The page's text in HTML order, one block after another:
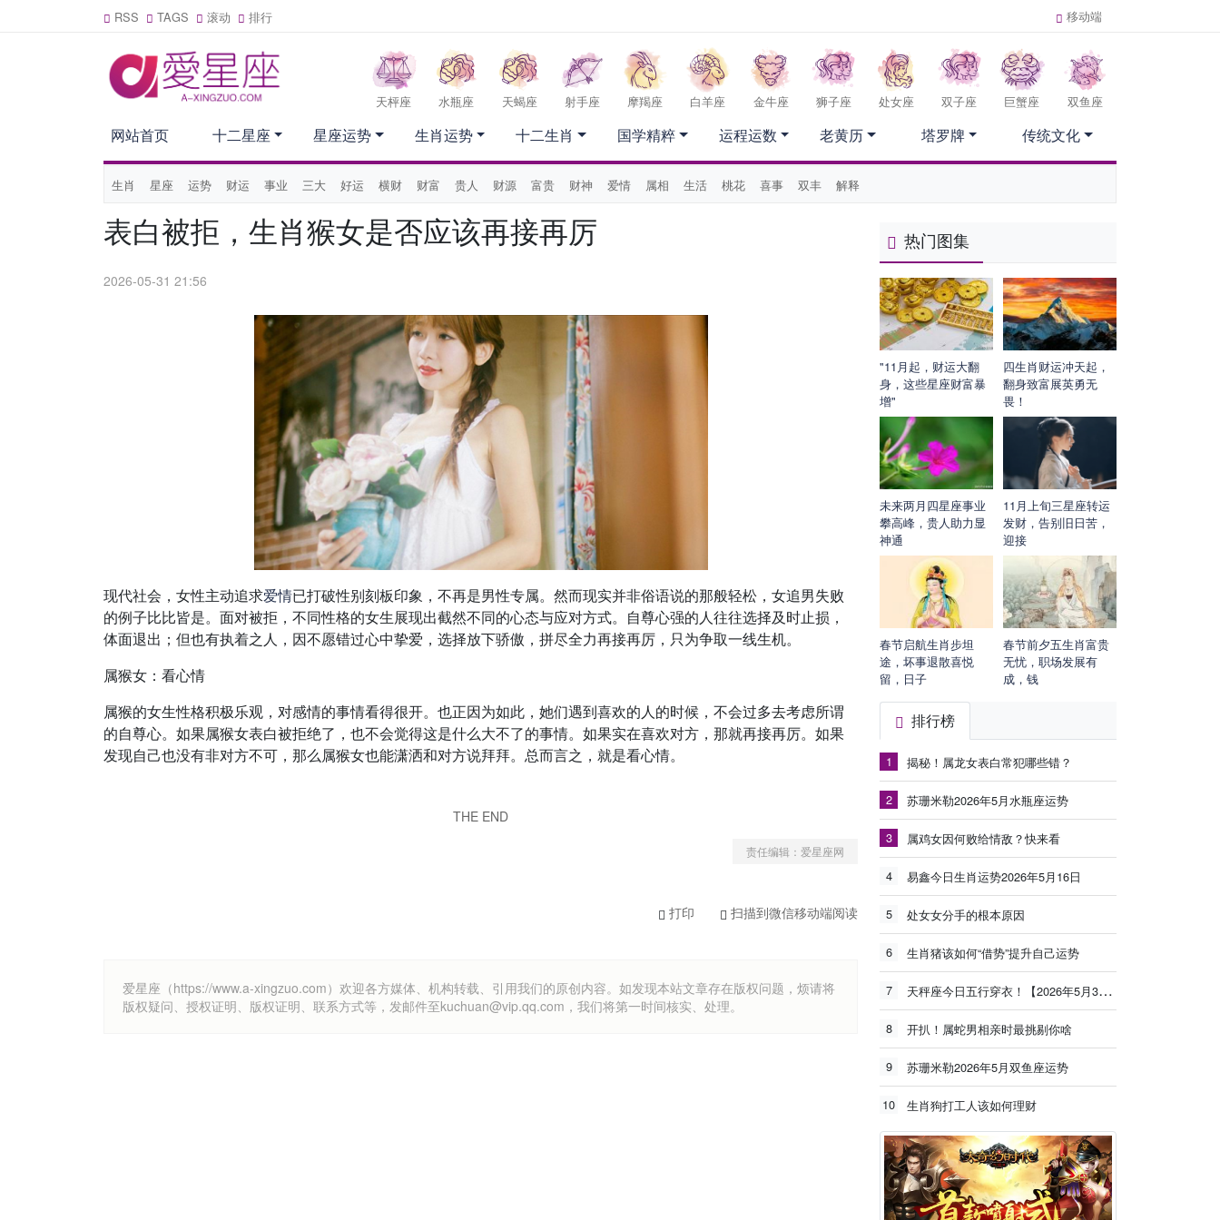
RSS TAGS 滚动 排行 移动端
天枰座 水瓶座 天蝎座 射手座 摩羯座 白羊座 金牛座 狮子座 处女座 双子座 巨蟹座 双鱼座
网站首页
生肖 星座 运势 财运 事业 三大 好运 横财 财富 贵人 财源 富贵 财神 爱情 属相 生活 桃花 喜事 双丰 解释
十二星座 星座运势 生肖运势 十二生肖 国学精粹 运程运数 老黄历 塔罗牌 传统文化
表白被拒，生肖猴女是否应该再接再厉
2026-05-31 21:56
现代社会，女性主动追求爱情已打破性别刻板印象，不再是男性专属。然而现实并非俗语说的那般轻松，女追男失败
的例子比比皆是。面对被拒，不同性格的女生展现出截然不同的心态与应对方式。自尊心强的人往往选择及时止损，
体面退出；但也有执着之人，因不愿错过心中挚爱，选择放下骄傲，拼尽全力再接再厉，只为争取一线生机。
属猴女：看心情
属猴的女生性格积极乐观，对感情的事情看得很开。也正因为如此，她们遇到喜欢的人的时候，不会过多去考虑所谓
的自尊心。如果属猴女表白被拒绝了，也不会觉得这是什么大不了的事情。如果实在喜欢对方，那就再接再厉。如果
发现自己也没有非对方不可，那么属猴女也能潇洒和对方说拜拜。总而言之，就是看心情。
THE END
责任编辑：爱星座网
打印 扫描到微信移动端阅读
爱星座（https://www.a-xingzuo.com）欢迎各方媒体、机构转载、引用我们的原创内容。如发现本站文章存在版权问题，烦请将
版权疑问、授权证明、版权证明、联系方式等，发邮件至kuchuan@vip.qq.com，我们将第一时间核实、处理。
热门图集
"11月起，财运大翻
身，这些星座财富暴
增"
四生肖财运冲天起，
翻身致富展英勇无
畏！
未来两月四星座事业
攀高峰，贵人助力显
神通
11月上旬三星座转运
发财，告别旧日苦，
迎接
春节启航生肖步坦
途，坏事退散喜悦
留，日子
春节前夕五生肖富贵
无忧，职场发展有
成，钱
排行榜
1 揭秘！属龙女表白常犯哪些错？
2 苏珊米勒2026年5月水瓶座运势
3 属鸡女因何败给情敌？快来看
4 易鑫今日生肖运势2026年5月16日
5 处女女分手的根本原因
6 生肖猪该如何“借势”提升自己运势
7 天秤座今日五行穿衣！【2026年5月30日】
8 开扒！属蛇男相亲时最挑剔你啥
9 苏珊米勒2026年5月双鱼座运势
10 生肖狗打工人该如何理财